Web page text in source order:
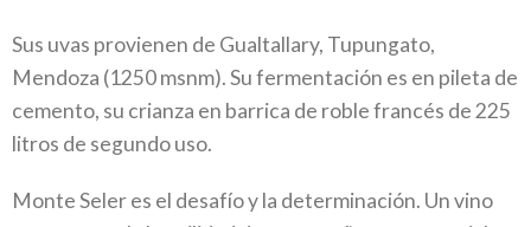
Sus uvas provienen de Gualtallary, Tupungato,
Mendoza (1250 msnm). Su fermentación es en pileta de
cemento, su crianza en barrica de roble francés de 225
litros de segundo uso.
Monte Seler es el desafío y la determinación. Un vino